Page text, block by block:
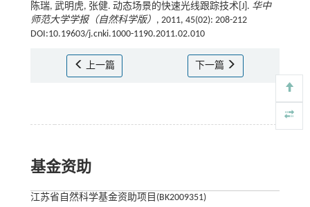
陈瑞, 武明虎, 张健. 动态场景的快速光线跟踪技术[J]. 华中
师范大学学报（自然科学版） , 2011, 45(02): 208-212
DOI:10.19603/j.cnki.1000-1190.2011.02.010
上一篇 下一篇
基金资助
江苏省自然科学基金资助项目(BK2009351)